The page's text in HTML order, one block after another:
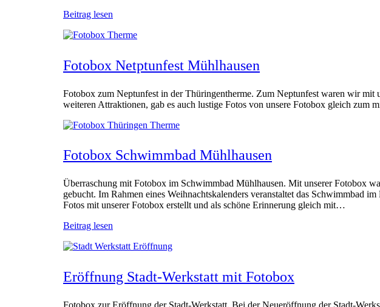
Beitrag lesen
Fotobox Netptunfest Mühlhausen
Fotobox zum Neptunfest in der Thüringentherme. Zum Neptunfest waren wir
weiteren Attraktionen, gab es auch lustige Fotos von unsere Fotobox gleich zum
Fotobox Schwimmbad Mühlhausen
Überraschung mit Fotobox im Schwimmbad Mühlhausen. Mit unserer Fotobox
gebucht. Im Rahmen eines Weihnachtskalenders veranstaltet das Schwimmbad
Fotos mit unserer Fotobox erstellt und als schöne Erinnerung gleich mit…
Beitrag lesen
Eröffnung Stadt-Werkstatt mit Fotobox
Fotobox zur Eröffnung der Stadt-Werkstatt. Bei der Neueröffnung der Stadt-